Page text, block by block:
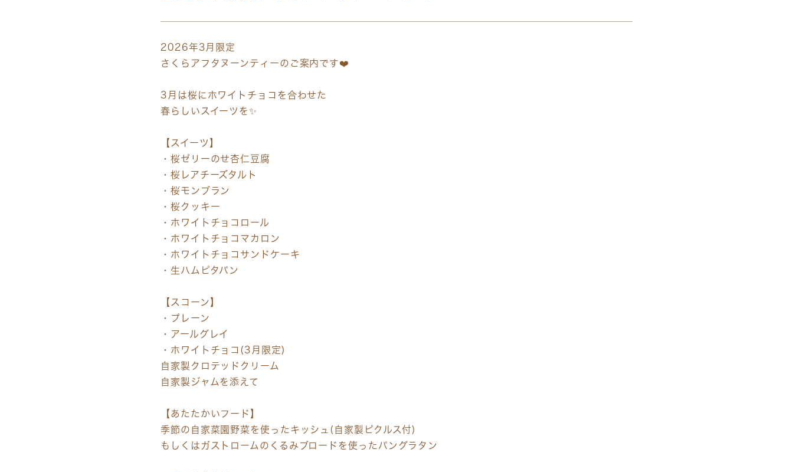
2026年3月限定
さくらアフタヌーンティーのご案内です❤️
3月は桜にホワイトチョコを合わせた
春らしいスイーツを✨
【スイーツ】
・桜ゼリーのせ杏仁豆腐
・桜レアチーズタルト
・桜モンブラン
・桜クッキー
・ホワイトチョコロール
・ホワイトチョコマカロン
・ホワイトチョコサンドケーキ
・生ハムピタパン
【スコーン】
・プレーン
・アールグレイ
・ホワイトチョコ(3月限定)
自家製クロテッドクリーム
自家製ジャムを添えて
【あたたかいフード】
季節の自家菜園野菜を使ったキッシュ(自家製ピクルス付)
もしくはガストロームのくるみブロードを使ったパングラタン